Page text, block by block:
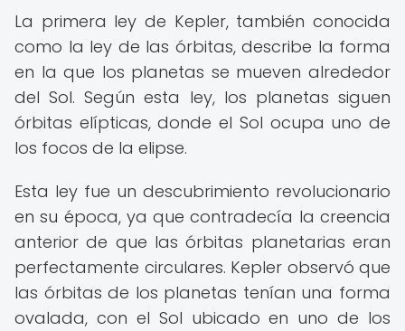
La primera ley de Kepler, también conocida
como la ley de las órbitas, describe la forma
en la que los planetas se mueven alrededor
del Sol. Según esta ley, los planetas siguen
órbitas elípticas, donde el Sol ocupa uno de
los focos de la elipse.
Esta ley fue un descubrimiento revolucionario
en su época, ya que contradecía la creencia
anterior de que las órbitas planetarias eran
perfectamente circulares. Kepler observó que
las órbitas de los planetas tenían una forma
ovalada, con el Sol ubicado en uno de los